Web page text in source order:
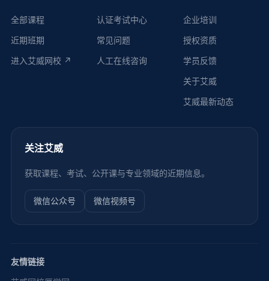
全部课程
近期班期
进入艾威网校 ↗
认证考试中心
常见问题
人工在线咨询
企业培训
授权资质
学员反馈
关于艾威
艾威最新动态
关注艾威
获取课程、考试、公开课与专业领域的近期信息。
微信公众号 微信视频号
友情链接